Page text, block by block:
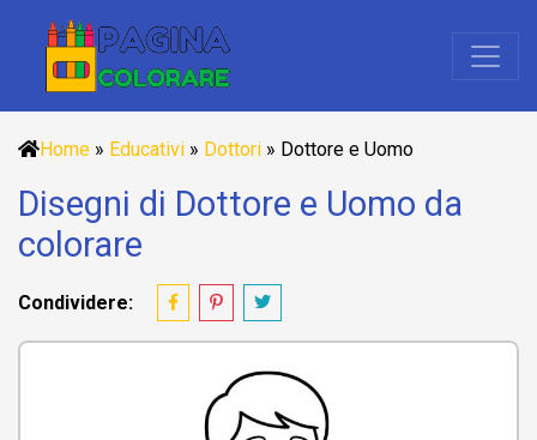
Home » Educativi » Dottori » Dottore e Uomo
Disegni di Dottore e Uomo da
colorare
Condividere: